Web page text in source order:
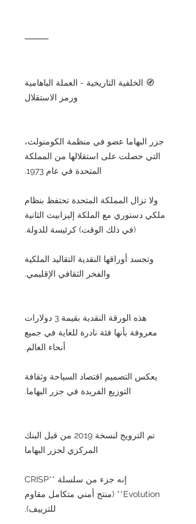
⸻
🧭 الخلفية التاريخية - العملة الباهامية
ورمز الاستقلال
جزر البهاما عضو في منظمة الكومنولث،
التي حصلت على استقلالها من المملكة
المتحدة في عام 1973.
ولا تزال المملكة المتحدة تحتفظ بنظام
ملكي دستوري مع الملكة إليزابيث الثانية
(في ذلك الوقت) كرئيسة للدولة.
وتجسد أوراقها النقدية التقاليد الملكية
والفخر الثقافي الإقليمي.
هذه الورقة النقدية بقيمة 3 دولارات
معروفة بأنها فئة نادرة للغاية في جميع
أنحاء العالم.
يعكس التصميم اقتصاد السياحة وثقافة
التوزيع الفريدة في جزر البهاما.
تم الترويج لنسخة 2019 من قبل البنك
المركزي لجزر البهاما
إنه جزء من سلسلة **CRISP
Evolution** (منتج أمني متكامل مقاوم
للتزييف).